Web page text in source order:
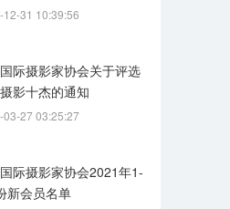
12-31 10:39:56
际摄影家协会关于评选
影十杰的通知
03-27 03:25:27
际摄影家协会2021年1-
新会员名单